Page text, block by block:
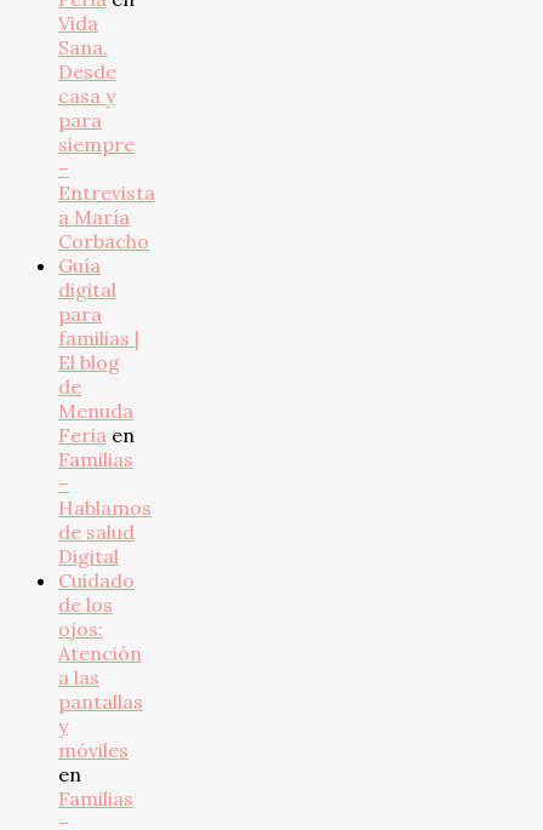
Vida
Sana.
Desde
casa y
para
siempre
–
Entrevista
a María
Corbacho
Guía
digital
para
familias |
El blog
de
Menuda
Feria en
Familias
–
Hablamos
de salud
Digital
Cuidado
de los
ojos:
Atención
a las
pantallas
y
móviles
en
Familias
–